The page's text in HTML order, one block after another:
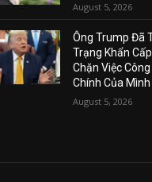
August 5, 2026
Ông Trump Đã
Trạng Khẩn
Chặn Việc
Chính Của
August 5, 2026